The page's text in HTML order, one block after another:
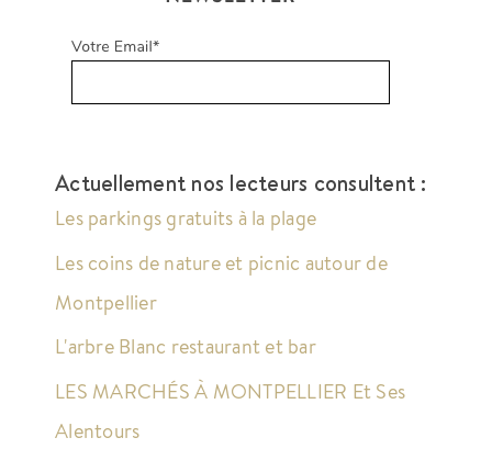
Actuellement nos lecteurs consultent :
Les parkings gratuits à la plage
Les coins de nature et picnic autour de
Montpellier
L'arbre Blanc restaurant et bar
LES MARCHÉS À MONTPELLIER Et Ses
Alentours